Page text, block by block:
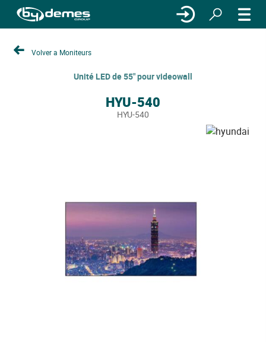
Volver a Moniteurs
Unité LED de 55" pour videowall
HYU-540
HYU-540